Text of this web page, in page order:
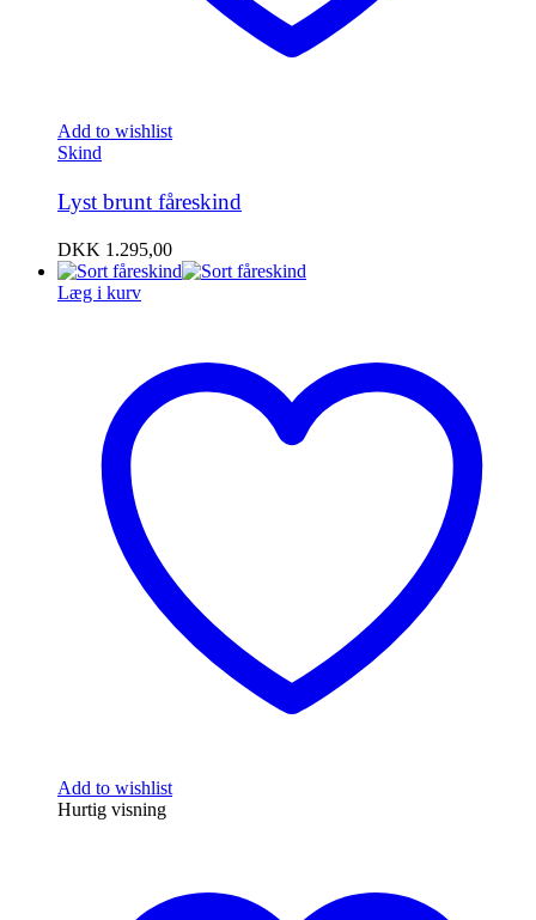
Add to wishlist
Skind
Lyst brunt fåreskind
DKK 1.295,00
Læg i kurv
Add to wishlist
Hurtig visning